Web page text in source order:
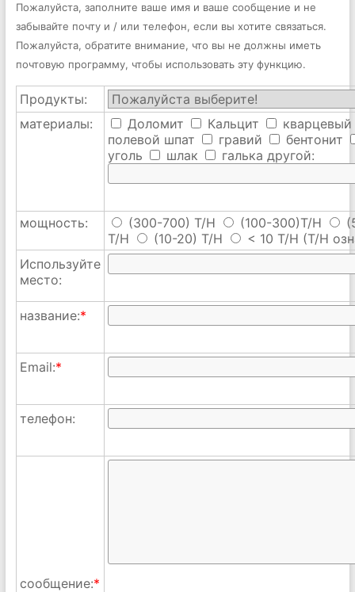
Пожалуйста, заполните ваше имя и ваше сообщение и не
забывайте почту и / или телефон, если вы хотите связаться.
Пожалуйста, обратите внимание, что вы не должны иметь
почтовую программу, чтобы использовать эту функцию.
Продукты:
материалы:
Доломит Кальцит
кварцевый
полевой шпат
гравий
бентонит
уголь
шлак галька другой:
мощность: (300-700) T/H (100-300)T/H
T/H
(10-20) T/H < 10 T/H (T/H
Используйте
место:
название:*
Email:*
телефон:
сообщение:*